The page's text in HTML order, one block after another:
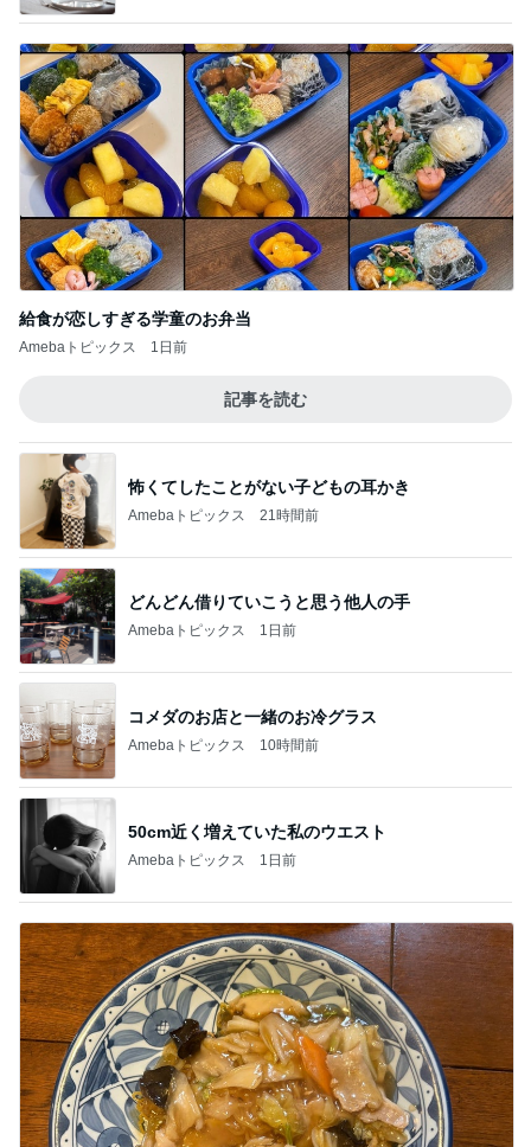
給食が恋しすぎる学童のお弁当
Amebaトピックス 1日前
記事を読む
怖くてしたことがない子どもの耳かき
Amebaトピックス 21時間前
どんどん借りていこうと思う他人の手
Amebaトピックス 1日前
コメダのお店と一緒のお冷グラス
Amebaトピックス 10時間前
50cm近く増えていた私のウエスト
Amebaトピックス 1日前